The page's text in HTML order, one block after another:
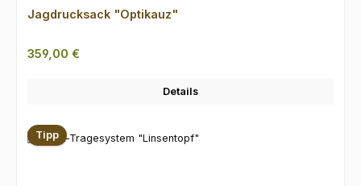
Jagdrucksack "Optikauz"
Regulärer Preis:
359,00 €
Details
Tipp